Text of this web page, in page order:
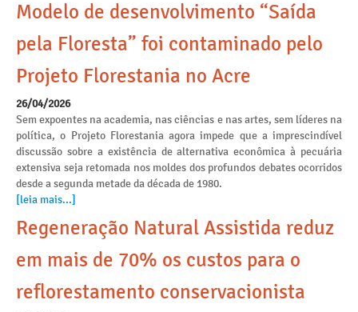
Modelo de desenvolvimento “Saída
pela Floresta” foi contaminado pelo
Projeto Florestania no Acre
26/04/2026
Sem expoentes na academia, nas ciências e nas artes, sem líderes na
política, o Projeto Florestania agora impede que a imprescindível
discussão sobre a existência de alternativa econômica à pecuária
extensiva seja retomada nos moldes dos profundos debates ocorridos
desde a segunda metade da década de 1980.
[leia mais...]
Regeneração Natural Assistida reduz
em mais de 70% os custos para o
reflorestamento conservacionista